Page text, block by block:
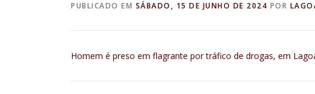
PUBLICADO EM SÁBADO, 15 DE JUNHO DE 2024 POR
Homem é preso em flagrante por tráfico de drogas, em